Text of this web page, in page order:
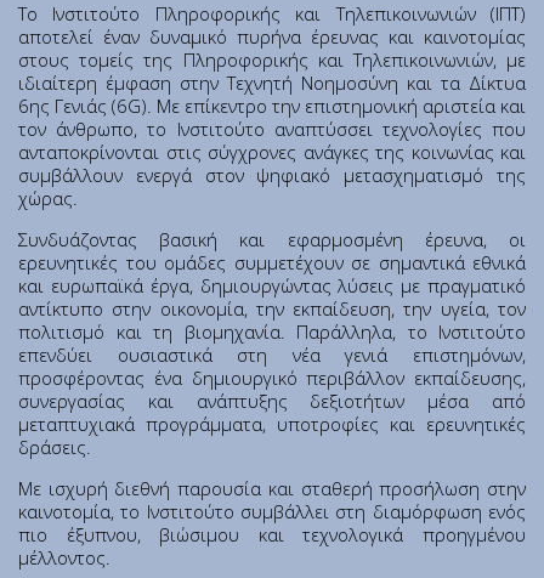
Ινστιτούτο Κβαντικής Υπολογιστικής και Κβαντικής
Τεχνολογίας (ΙΚΥΚΤ)
Εθνικές Ερευνητικές Υποδομές
Αρχική
Σχετικά
Γραφείο Εκπαίδευσης
Γραφείο Υγείας, Υγιεινής & Ασφάλειας των Εργαζομένων
Συνεδριακό Κέντρο
Τμήμα Υποστήριξης Καινοτομίας και Λειτουργίας Τεχνολογικού
Πάρκου
Τεχνολογικό Πάρκο «Λεύκιππος»
Τμήμα Ηλεκτρονικής Διακυβέρνησης
Θέσεις Εργασίας
Προκηρύξεις-Διαγωνισμοί
Σχέδιο Δράσης Ισότητας των Φύλων
Το Ινστιτούτο Πληροφορικής και Τηλεπικοινωνιών (ΙΠΤ)
αποτελεί έναν δυναμικό πυρήνα έρευνας και καινοτομίας
στους τομείς της Πληροφορικής και Τηλεπικοινωνιών, με
ιδιαίτερη έμφαση στην Τεχνητή Νοημοσύνη και τα Δίκτυα
6ης Γενιάς (6G). Με επίκεντρο την επιστημονική αριστεία και
τον άνθρωπο, το Ινστιτούτο αναπτύσσει τεχνολογίες που
ανταποκρίνονται στις σύγχρονες ανάγκες της κοινωνίας και
συμβάλλουν ενεργά στον ψηφιακό μετασχηματισμό της
χώρας.
Συνδυάζοντας βασική και εφαρμοσμένη έρευνα, οι
ερευνητικές του ομάδες συμμετέχουν σε σημαντικά εθνικά
και ευρωπαϊκά έργα, δημιουργώντας λύσεις με πραγματικό
αντίκτυπο στην οικονομία, την εκπαίδευση, την υγεία, τον
πολιτισμό και τη βιομηχανία. Παράλληλα, το Ινστιτούτο
επενδύει ουσιαστικά στη νέα γενιά επιστημόνων,
προσφέροντας ένα δημιουργικό περιβάλλον εκπαίδευσης,
συνεργασίας και ανάπτυξης δεξιοτήτων μέσα από
μεταπτυχιακά προγράμματα, υποτροφίες και ερευνητικές
δράσεις.
Με ισχυρή διεθνή παρουσία και σταθερή προσήλωση στην
καινοτομία, το Ινστιτούτο συμβάλλει στη διαμόρφωση ενός
πιο έξυπνου, βιώσιμου και τεχνολογικά προηγμένου
μέλλοντος.